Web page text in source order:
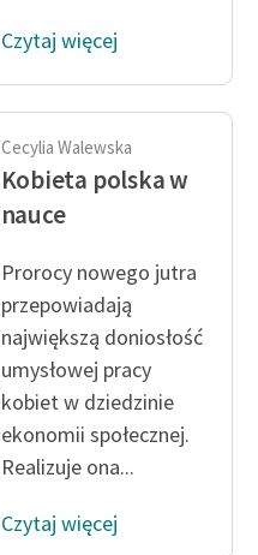
Czytaj więcej
Cecylia Walewska
Kobieta polska w
nauce
Prorocy nowego jutra
przepowiadają
największą doniosłość
umysłowej pracy
kobiet w dziedzinie
ekonomii społecznej.
Realizuje ona...
Czytaj więcej